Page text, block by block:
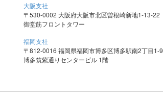
大阪支社
〒530-0002 大阪府大阪市北区曽根崎新地1-13-22
御堂筋フロントタワー
福岡支社
〒812-0016 福岡県福岡市博多区博多駅南2丁目1-9
博多筑紫通りセンタービル 1階